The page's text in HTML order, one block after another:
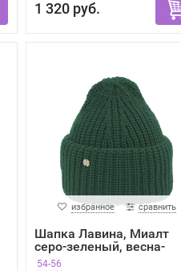
1 320 руб.
избранное сравнить
Шапка Лавина, Миалт
серо-зеленый, весна-
осень
54-56